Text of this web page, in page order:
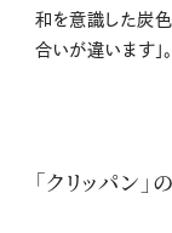
和を意識した炭
合いが違います
「クリッパン」